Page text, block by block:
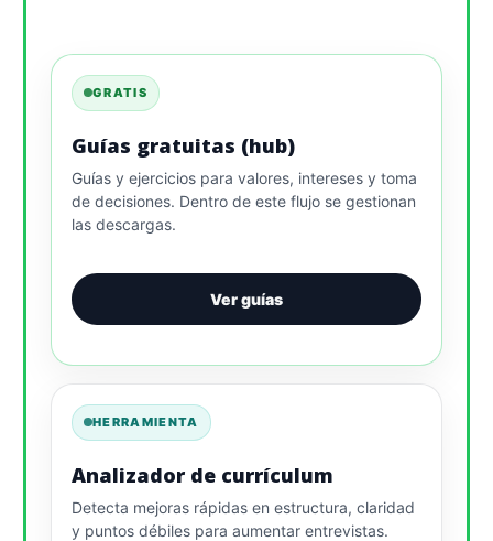
GRATIS
Guías gratuitas (hub)
Guías y ejercicios para valores, intereses y toma
de decisiones. Dentro de este flujo se gestionan
las descargas.
Ver guías
HERRAMIENTA
Analizador de currículum
Detecta mejoras rápidas en estructura, claridad
y puntos débiles para aumentar entrevistas.